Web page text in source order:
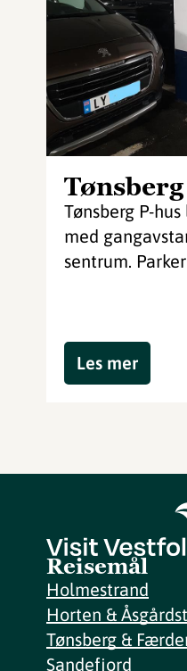
Tønsberg P-
med
sentrum.
Les mer
Reisemål
Holmestrand
Horten &
Tønsberg &
Sandefjord